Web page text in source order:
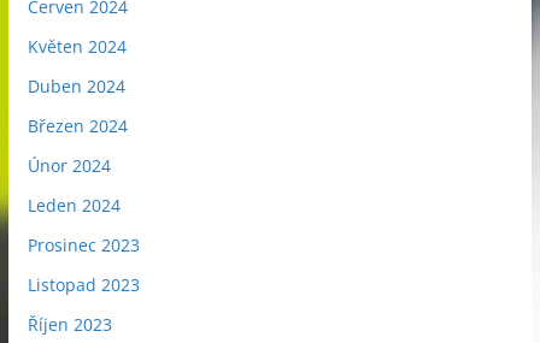
Červen 2024
Květen 2024
Duben 2024
Březen 2024
Únor 2024
Leden 2024
Prosinec 2023
Listopad 2023
Říjen 2023